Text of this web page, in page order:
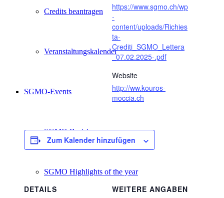
Credits beantragen
Veranstaltungskalender
SGMO-Events
SGMO Basiskurs
SGMO Highlights of the year
https://www.sgmo.ch/wp
-
content/uploads/Richies
ta-
Crediti_SGMO_Lettera
_07.02.2025-.pdf
Website
http://ww.kouros-
moccia.ch
Zum Kalender hinzufügen
DETAILS
WEITERE ANGABEN